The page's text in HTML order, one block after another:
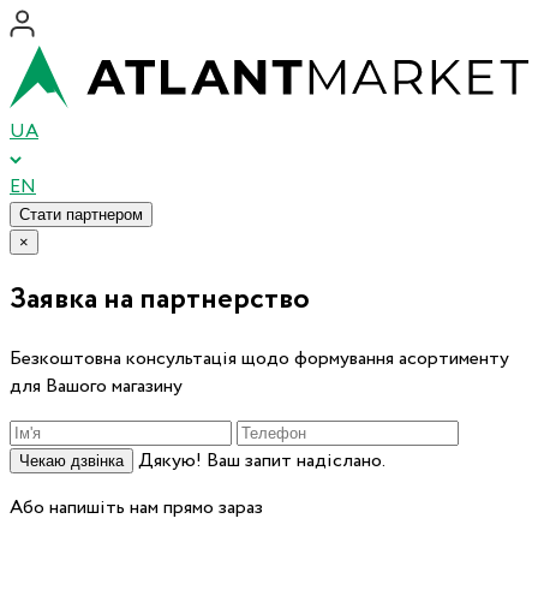
UA
EN
Стати партнером
×
Заявка на партнерство
Безкоштовна консультація щодо формування асортименту
для Вашого магазину
Чекаю дзвінка
Дякую! Ваш запит надіслано.
Або напишіть нам прямо зараз